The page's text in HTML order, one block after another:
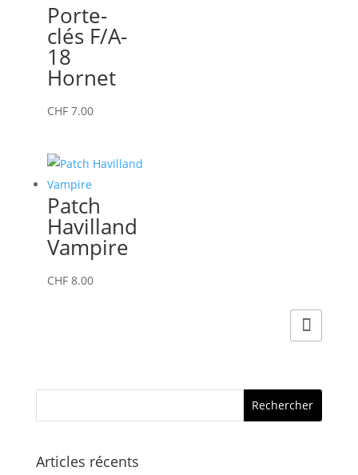
Porte-
clés F/A-
18
Hornet
CHF7.00
Patch
Havilland
Vampire
CHF8.00
Articles récents